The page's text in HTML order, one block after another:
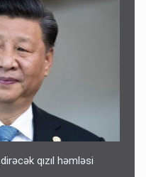
qızıl həmləsi